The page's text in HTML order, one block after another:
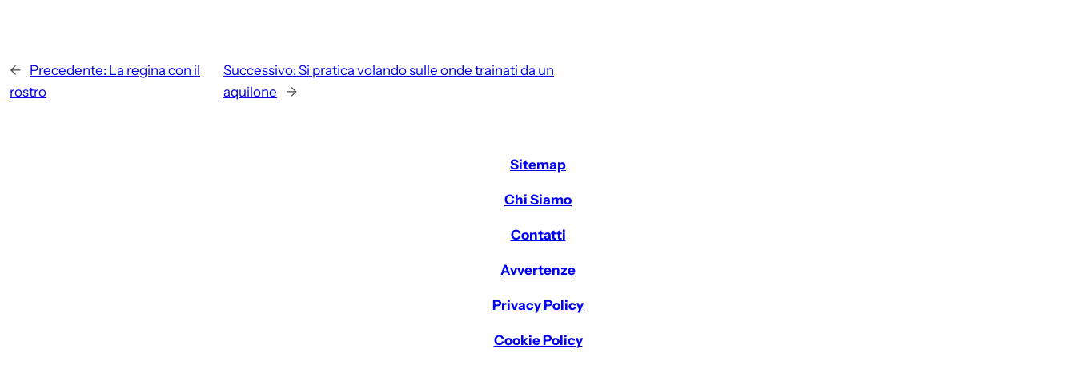
← Precedente: La regina con il
rostro
Successivo: Si pratica volando sulle onde trainati da un
aquilone
→
Sitemap
Chi Siamo
Contatti
Avvertenze
Privacy Policy
Cookie Policy